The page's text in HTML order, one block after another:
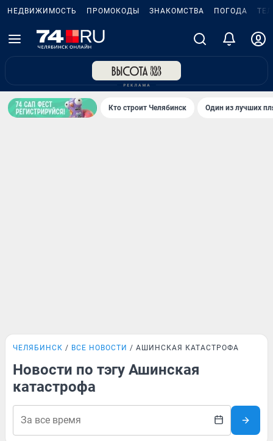
НЕДВИЖИМОСТЬ ПРОМОКОДЫ ЗНАКОМСТВА ПОГОДА
Кто строит Челябинск Один из лучших
ЧЕЛЯБИНСК ВСЕ НОВОСТИ АШИНСКАЯ КАТАСТРОФА
Новости по тэгу Ашинская
катастрофа